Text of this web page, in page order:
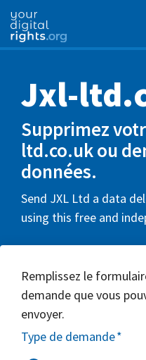
Jxl-
Supprimez
ltd.co.uk ou
données.
Send JXL Ltd a data
using this free and
Remplissez le
demande que vous
envoyer.
Type de demande*